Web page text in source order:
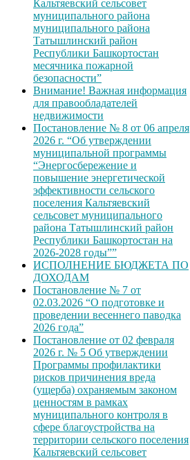
Кальтяевский сельсовет
муниципального района
муниципального района
Татышлинский район
Республики Башкортостан
месячника пожарной
безопасности”
Внимание! Важная информация
для правообладателей
недвижимости
Постановление № 8 от 06 апреля
2026 г. “Об утверждении
муниципальной программы
“Энергосбережение и
повышение энергетической
эффективности сельского
поселения Кальтяевский
сельсовет муниципального
района Татышлинский район
Республики Башкортостан на
2026-2028 годы””
ИСПОЛНЕНИЕ БЮДЖЕТА ПО
ДОХОДАМ
Постановление № 7 от
02.03.2026 “О подготовке и
проведении весеннего паводка
2026 года”
Постановление от 02 февраля
2026 г. № 5 Об утверждении
Программы профилактики
рисков причинения вреда
(ущерба) охраняемым законом
ценностям в рамках
муниципального контроля в
сфере благоустройства на
территории сельского поселения
Кальтяевский сельсовет